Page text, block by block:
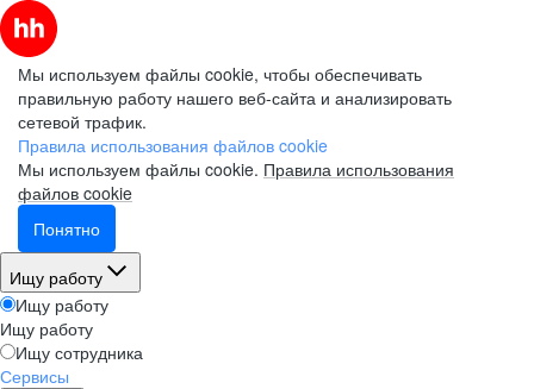
Мы используем файлы cookie, чтобы обеспечивать
правильную работу нашего веб-сайта и анализировать
сетевой трафик.
Правила использования файлов cookie
Мы используем файлы cookie. Правила использования
файлов cookie
Понятно
Ищу работу
Ищу работу
Ищу работу
Ищу сотрудника
Сервисы